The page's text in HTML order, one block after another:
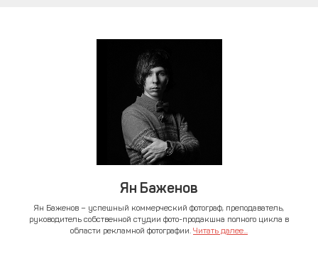
Ян Баженов
Ян Баженов – успешный коммерческий фотограф, преподаватель,
руководитель собственной студии фото-продакшна полного цикла в
области рекламной фотографии. Читать далее...